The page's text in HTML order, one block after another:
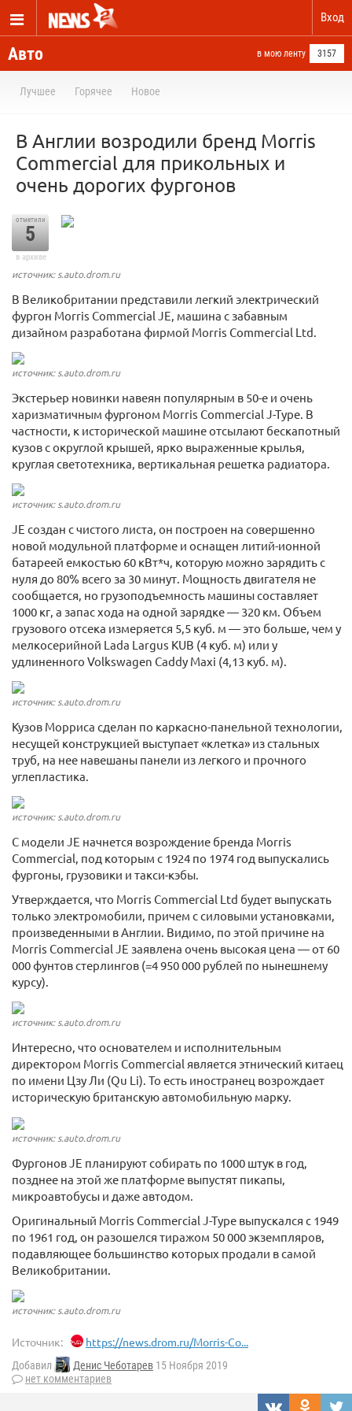
Вход
Авто в мою ленту 3157
Лучшее Горячее Новое
В Англии возродили бренд Morris
Commercial для прикольных и
очень дорогих фургонов
отметили
5
в архиве
источник: s.auto.drom.ru
В Великобритании представили легкий электрический
фургон Morris Commercial JE, машина с забавным
дизайном разработана фирмой Morris Commercial Ltd.
источник: s.auto.drom.ru
Экстерьер новинки навеян популярным в 50-е и очень
харизматичным фургоном Morris Commercial J-Type. В
частности, к исторической машине отсылают бескапотный
кузов с округлой крышей, ярко выраженные крылья,
круглая светотехника, вертикальная решетка радиатора.
источник: s.auto.drom.ru
JE создан с чистого листа, он построен на совершенно
новой модульной платформе и оснащен литий-ионной
батареей емкостью 60 кВт*ч, которую можно зарядить с
нуля до 80% всего за 30 минут. Мощность двигателя не
сообщается, но грузоподъемность машины составляет
1000 кг, а запас хода на одной зарядке — 320 км. Объем
грузового отсека измеряется 5,5 куб. м — это больше, чем у
мелкосерийной Lada Largus KUB (4 куб. м) или у
удлиненного Volkswagen Caddy Maxi (4,13 куб. м).
источник: s.auto.drom.ru
Кузов Морриса сделан по каркасно-панельной технологии,
несущей конструкцией выступает «клетка» из стальных
труб, на нее навешаны панели из легкого и прочного
углепластика.
источник: s.auto.drom.ru
С модели JE начнется возрождение бренда Morris
Commercial, под которым с 1924 по 1974 год выпускались
фургоны, грузовики и такси-кэбы.
Утверждается, что Morris Commercial Ltd будет выпускать
только электромобили, причем с силовыми установками,
произведенными в Англии. Видимо, по этой причине на
Morris Commercial JE заявлена очень высокая цена — от 60
000 фунтов стерлингов (=4 950 000 рублей по нынешнему
курсу).
источник: s.auto.drom.ru
Интересно, что основателем и исполнительным
директором Morris Commercial является этнический китаец
по имени Цзу Ли (Qu Li). То есть иностранец возрождает
историческую британскую автомобильную марку.
источник: s.auto.drom.ru
Фургонов JE планируют собирать по 1000 штук в год,
позднее на этой же платформе выпустят пикапы,
микроавтобусы и даже автодом.
Оригинальный Morris Commercial J-Type выпускался с 1949
по 1961 год, он разошелся тиражом 50 000 экземпляров,
подавляющее большинство которых продали в самой
Великобритании.
источник: s.auto.drom.ru
Источник: https://news.drom.ru/Morris-Co...
Добавил Денис Чеботарев 15 Ноября 2019
нет комментариев